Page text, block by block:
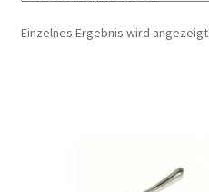
Einzelnes Ergebnis wird angezeigt